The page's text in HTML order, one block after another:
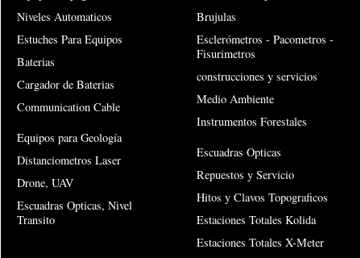
Niveles Automaticos
Estuches Para Equipos
Baterias
Cargador de Baterias
Communication Cable
Brujulas
Esclerómetros - Pacometros -
Fisurimetros
construcciones y servicios
Medio Ambiente
Instrumentos Forestales
Equipos para Geología
Distanciometros Laser
Drone, UAV
Escuadras Opticas, Nivel
Transito
Escuadras Opticas
Repuestos y Servicio
Hitos y Clavos Topograficos
Estaciones Totales Kolida
Estaciones Totales X-Meter